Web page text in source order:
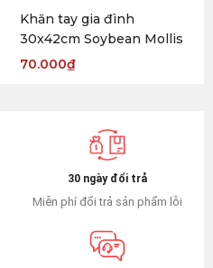
Khăn tay gia đình
30x42cm Soybean Mollis
70.000₫
30 ngày đổi trả
Miễn phí đổi trả sản phẩm lỗi